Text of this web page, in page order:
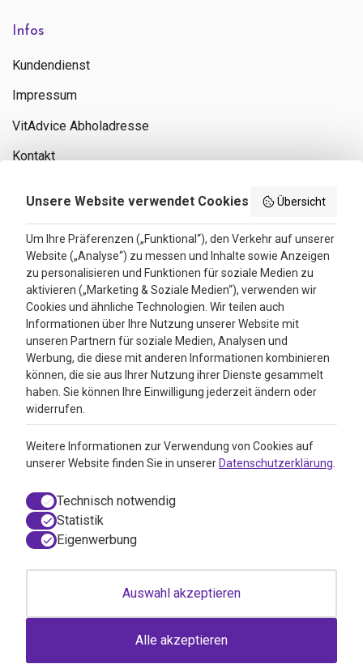
Infos
Kundendienst
Impressum
VitAdvice Abholadresse
Kontakt
Bewertungen
4.3
Google Reviews
© 2026 VitAdvice BV.de, Realisierung durch050media
AGB / Webshop Trustmark
Unsere Website verwendet Cookies Übersicht
Um Ihre Präferenzen („Funktional“), den Verkehr auf unserer
Website („Analyse“) zu messen und Inhalte sowie Anzeigen
zu personalisieren und Funktionen für soziale Medien zu
aktivieren („Marketing & Soziale Medien“), verwenden wir
Cookies und ähnliche Technologien. Wir teilen auch
Informationen über Ihre Nutzung unserer Website mit
unseren Partnern für soziale Medien, Analysen und
Werbung, die diese mit anderen Informationen kombinieren
können, die sie aus Ihrer Nutzung ihrer Dienste gesammelt
haben. Sie können Ihre Einwilligung jederzeit ändern oder
widerrufen.
Weitere Informationen zur Verwendung von Cookies auf
unserer Website finden Sie in unserer Datenschutzerklärung
Technisch notwendig
Statistik
Eigenwerbung
Auswahl akzeptieren
Alle akzeptieren
Einwilligungsdialog geöffnet